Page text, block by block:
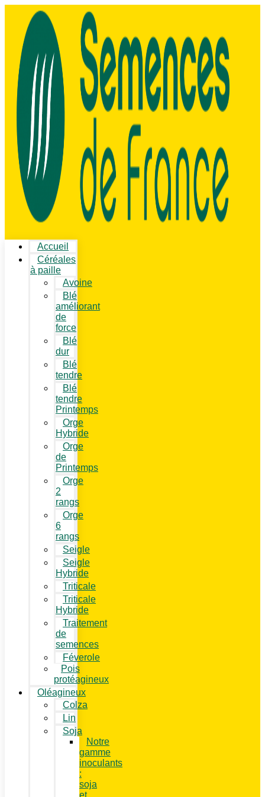
Accueil
Céréales
à paille
Avoine
Blé
améliorant
de
force
Blé
dur
Blé
tendre
Blé
tendre
Printemps
Orge
Hybride
Orge
de
Printemps
Orge
2
rangs
Orge
6
rangs
Seigle
Seigle
Hybride
Triticale
Triticale
Hybride
Traitement
de
semences
Féverole
Pois
protéagineux
Oléagineux
Colza
Lin
Soja
Notre
gamme
inoculants
:
soja
et